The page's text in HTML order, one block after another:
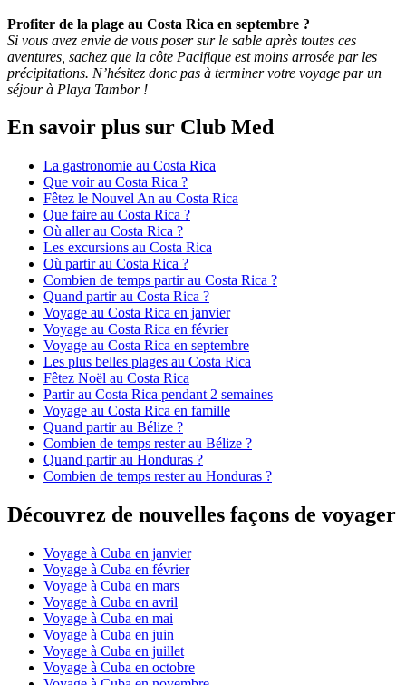
Profiter de la plage au Costa Rica en septembre ?
Si vous avez envie de vous poser sur le sable après toutes ces
aventures, sachez que la côte Pacifique est moins arrosée par les
précipitations. N’hésitez donc pas à terminer votre voyage par un
séjour à Playa Tambor !
En savoir plus sur Club Med
La gastronomie au Costa Rica
Que voir au Costa Rica ?
Fêtez le Nouvel An au Costa Rica
Que faire au Costa Rica ?
Où aller au Costa Rica ?
Les excursions au Costa Rica
Où partir au Costa Rica ?
Combien de temps partir au Costa Rica ?
Quand partir au Costa Rica ?
Voyage au Costa Rica en janvier
Voyage au Costa Rica en février
Voyage au Costa Rica en septembre
Les plus belles plages au Costa Rica
Fêtez Noël au Costa Rica
Partir au Costa Rica pendant 2 semaines
Voyage au Costa Rica en famille
Quand partir au Bélize ?
Combien de temps rester au Bélize ?
Quand partir au Honduras ?
Combien de temps rester au Honduras ?
Découvrez de nouvelles façons de voyager
Voyage à Cuba en janvier
Voyage à Cuba en février
Voyage à Cuba en mars
Voyage à Cuba en avril
Voyage à Cuba en mai
Voyage à Cuba en juin
Voyage à Cuba en juillet
Voyage à Cuba en octobre